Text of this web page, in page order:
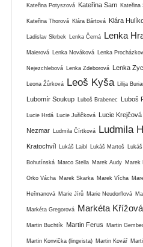
Kateřina Potyszová Kateřina Sam Kateřina
Kateřina Thorová Klára Bártová Klára
Ladislav Skrbek Lenka Černá Lenka
Maierová Lenka Nováková Lenka
Nejezchlebová Lenka Zdeborová Lenka
Leona Žůrková Leoš Kyša Lilija
Lubomír Soukup Luboš Brabenec Luboš
Lucie Hrdá Lucie Juřičková Lucie Krejčová
Nezmar Ludmila Čírtková Ludmila
Kratochvíl Lukáš Laibl Lukáš Martoš
Bohutínská Marco Stella Marek Audy Marek
Orko Vácha Marek Skarka Marek Vícha
Heřmanová Marie Jírů Marie Neudorflová
Markéta Gregorová Markéta Křížová
Martin Buchtík Martin Ferus Martin
Martin Konvička (lingvista) Martin Kovář